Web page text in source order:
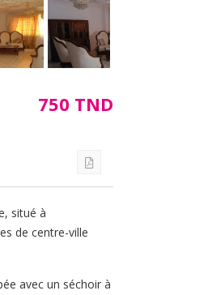
750 TND
situé à
de centre-ville
avec un séchoir à